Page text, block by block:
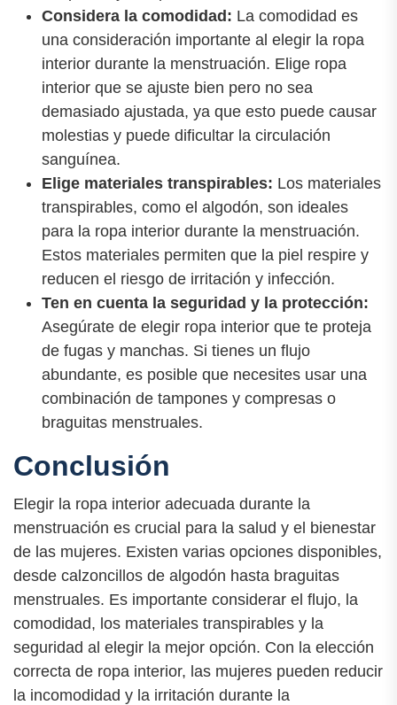
Considera la comodidad: La comodidad es
una consideración importante al elegir la ropa
interior durante la menstruación. Elige ropa
interior que se ajuste bien pero no sea
demasiado ajustada, ya que esto puede causar
molestias y puede dificultar la circulación
sanguínea.
Elige materiales transpirables: Los materiales
transpirables, como el algodón, son ideales
para la ropa interior durante la menstruación.
Estos materiales permiten que la piel respire y
reducen el riesgo de irritación y infección.
Ten en cuenta la seguridad y la protección:
Asegúrate de elegir ropa interior que te proteja
de fugas y manchas. Si tienes un flujo
abundante, es posible que necesites usar una
combinación de tampones y compresas o
braguitas menstruales.
Conclusión
Elegir la ropa interior adecuada durante la
menstruación es crucial para la salud y el bienestar
de las mujeres. Existen varias opciones disponibles,
desde calzoncillos de algodón hasta braguitas
menstruales. Es importante considerar el flujo, la
comodidad, los materiales transpirables y la
seguridad al elegir la mejor opción. Con la elección
correcta de ropa interior, las mujeres pueden reducir
la incomodidad y la irritación durante la